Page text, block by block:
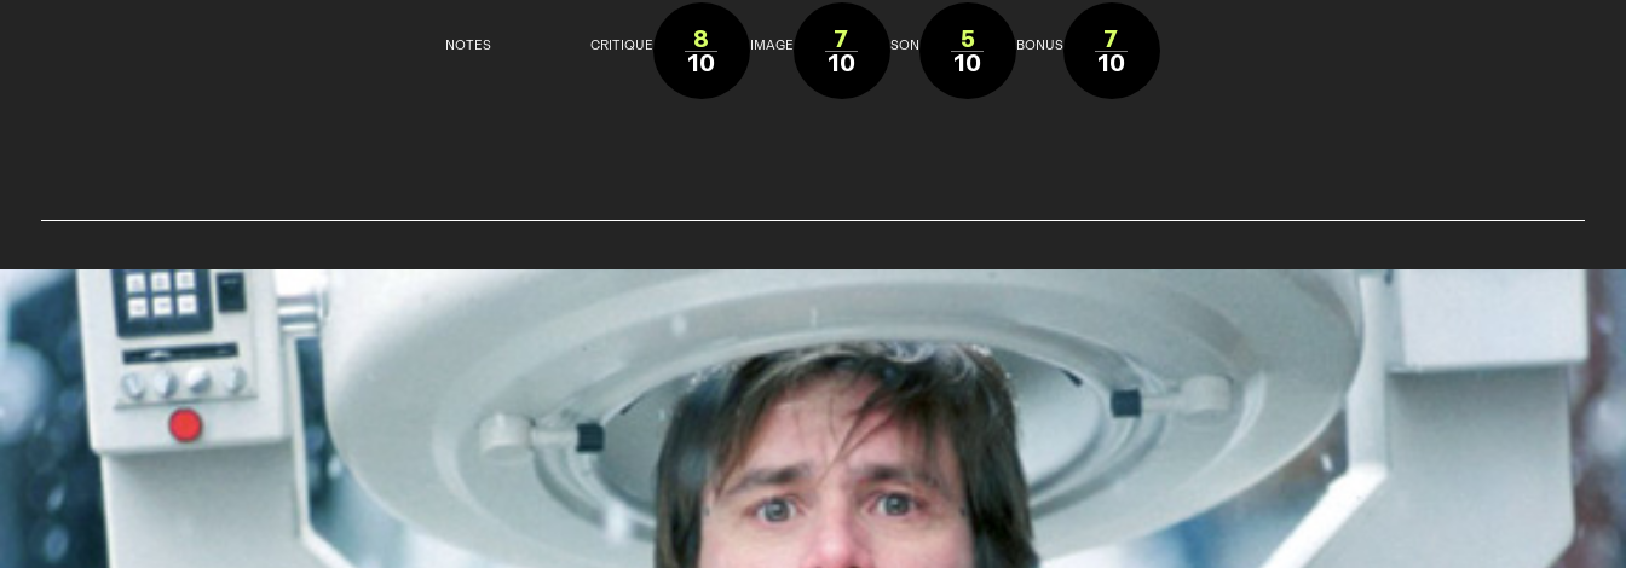
NOTES CRITIQUE 8
10 IMAGE 7
10 SON 5
10 BONUS 7
10